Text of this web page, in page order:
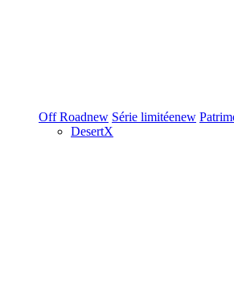
Off Roadnew Série limitéenew
DesertX